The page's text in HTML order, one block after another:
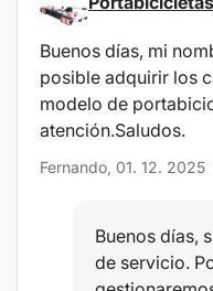
Buenos días, mi
posible adquirir los
modelo de
atención.Saludos.
Fernando, 01. 12. 2025
Buenos días,
de servicio.